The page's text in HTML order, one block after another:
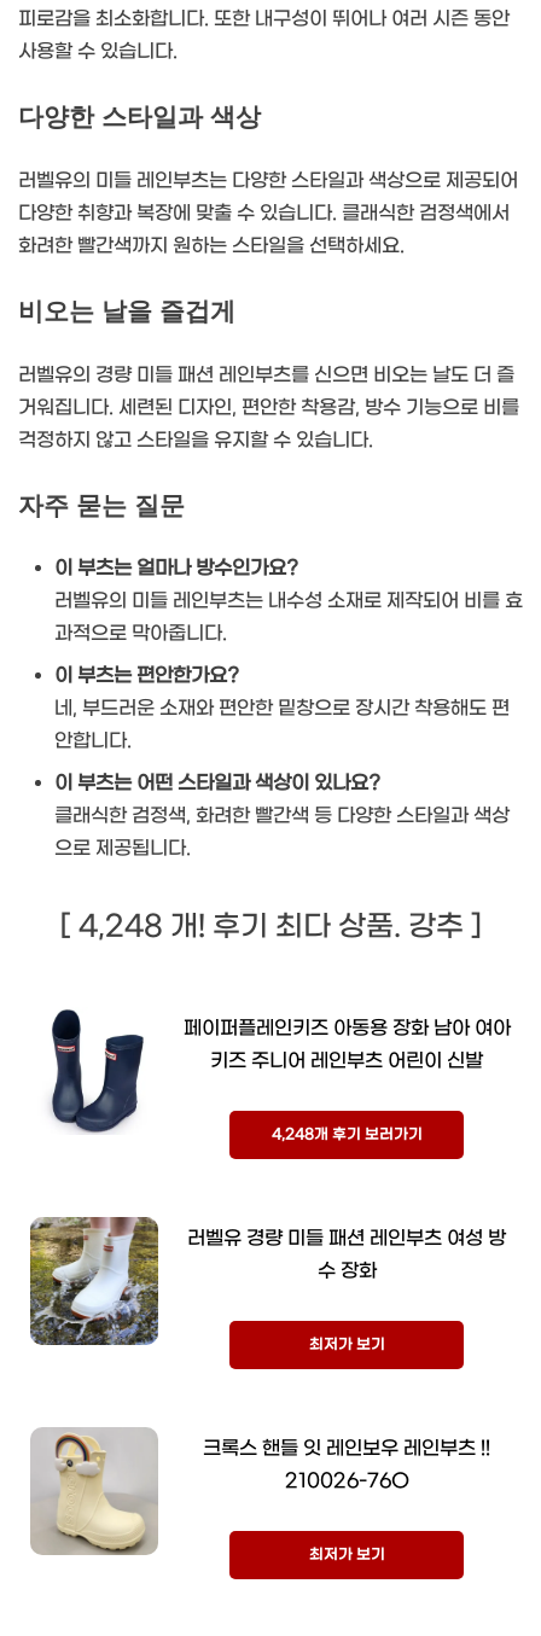
피로감을 최소화합니다. 또한 내구성이 뛰어나 여러 시즌 동안
사용할 수 있습니다.
다양한 스타일과 색상
러벨유의 미들 레인부츠는 다양한 스타일과 색상으로 제공되어
다양한 취향과 복장에 맞출 수 있습니다. 클래식한 검정색에서
화려한 빨간색까지 원하는 스타일을 선택하세요.
비오는 날을 즐겁게
러벨유의 경량 미들 패션 레인부츠를 신으면 비오는 날도 더 즐
거워집니다. 세련된 디자인, 편안한 착용감, 방수 기능으로 비를
걱정하지 않고 스타일을 유지할 수 있습니다.
자주 묻는 질문
이 부츠는 얼마나 방수인가요?
러벨유의 미들 레인부츠는 내수성 소재로 제작되어 비를 효
과적으로 막아줍니다.
이 부츠는 편안한가요?
네, 부드러운 소재와 편안한 밑창으로 장시간 착용해도 편
안합니다.
이 부츠는 어떤 스타일과 색상이 있나요?
클래식한 검정색, 화려한 빨간색 등 다양한 스타일과 색상
으로 제공됩니다.
[ 4,248 개! 후기 최다 상품. 강추 ]
페이퍼플레인키즈 아동용 장화 남아 여아
키즈 주니어 레인부츠 어린이 신발
4,248개 후기 보러가기
러벨유 경량 미들 패션 레인부츠 여성 방
수 장화
최저가 보기
크록스 핸들 잇 레인보우 레인부츠 !!
210026-76O
최저가 보기